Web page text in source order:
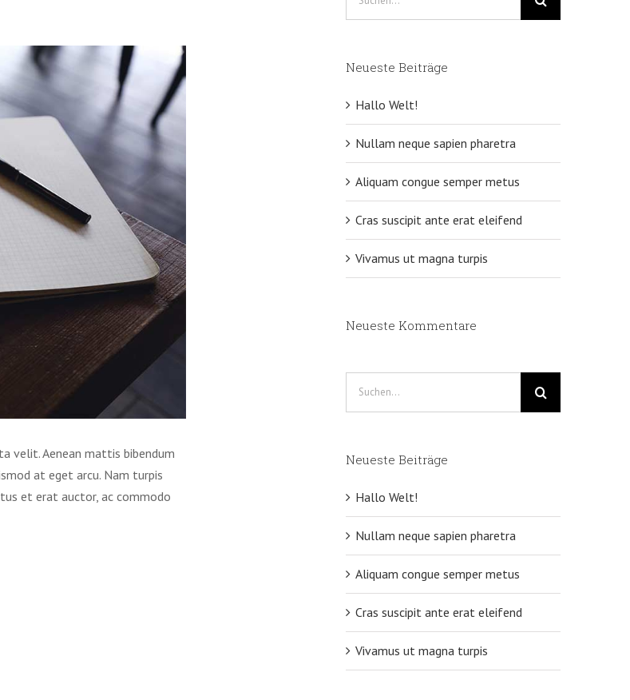
velit. Aenean mattis bibendum
at eget arcu. Nam turpis
et erat auctor, ac commodo
Neueste Beiträge
Hallo Welt!
Nullam neque sapien pharetra
Aliquam congue semper metus
Cras suscipit ante erat eleifend
Vivamus ut magna turpis
Neueste Kommentare
Neueste Beiträge
Hallo Welt!
Nullam neque sapien pharetra
Aliquam congue semper metus
Cras suscipit ante erat eleifend
Vivamus ut magna turpis